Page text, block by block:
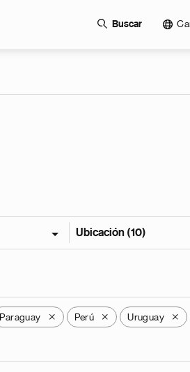
Buscar
Ubicación (10)
Paraguay X Perú X Uruguay X